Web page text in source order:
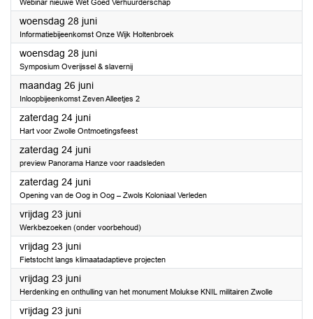
Webinar nieuwe Wet Goed Verhuurderschap
woensdag 28 juni2023
Informatiebijeenkomst Onze Wijk Holtenbroek
woensdag 28 juni2023
Symposium Overijssel & slavernij
maandag 26 juni2023
Inloopbijeenkomst Zeven Alleetjes 2
zaterdag 24 juni2023
Hart voor Zwolle Ontmoetingsfeest
zaterdag 24 juni2023
preview Panorama Hanze voor raadsleden
zaterdag 24 juni2023
Opening van de Oog in Oog – Zwols Koloniaal Verleden
vrijdag 23 juni2023
Werkbezoeken (onder voorbehoud)
vrijdag 23 juni2023
Fietstocht langs klimaatadaptieve projecten
vrijdag 23 juni2023
Herdenking en onthulling van het monument Molukse KNIL militairen Zwolle
vrijdag 23 juni2023